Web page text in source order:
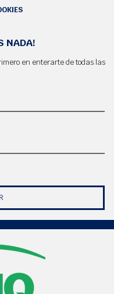
NADA!
en enterarte de todas las